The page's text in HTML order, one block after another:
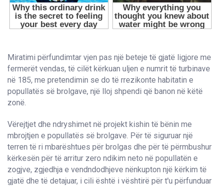
Miratimi përfundimtar vjen pas një beteje të gjatë ligjore me
fermerët vendas, të cilët kërkuan uljen e numrit të turbinave
në 185, me pretendimin se do të rrezikonte habitatin e
popullatës së brolgave, një lloj shpendi që banon në këtë
zonë.
Vërejtjet dhe ndryshimet në projekt kishin të bënin me
mbrojtjen e popullatës së brolgave. Për të siguruar një
terren të ri mbarështues për brolgas dhe për të përmbushur
kërkesën për të arritur zero ndikim neto në popullatën e
zogjve, zgjedhja e vendndodhjeve nënkupton një kërkim të
gjatë dhe të detajuar, i cili është i vështirë për t'u përfunduar